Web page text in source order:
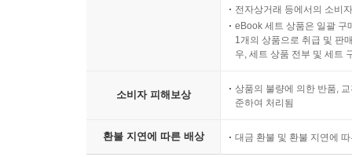
전자상거래 등에서의 소비
eBook 세트 상품은 일괄 구
1개의 상품으로 취급 및 판
우, 세트 상품 전부 및 세트
소비자 피해보상
상품의 불량에 의한 반품,
준하여 처리됨
환불 지연에 따른 배상 대금 환불 및 환불 지연에